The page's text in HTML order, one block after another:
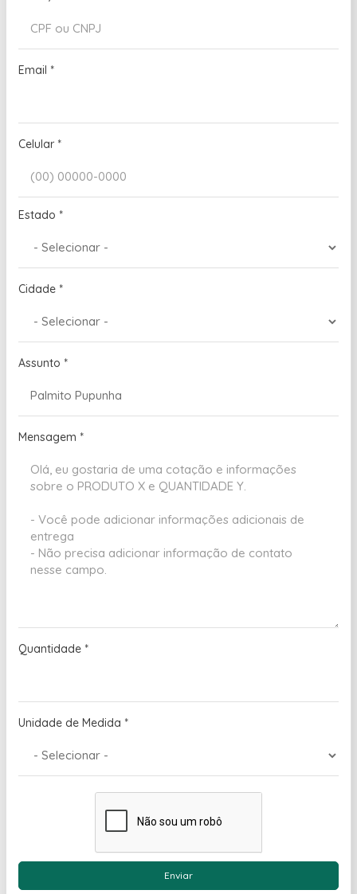
Email *
Celular *
Estado *
Cidade *
Assunto *
Mensagem *
Quantidade *
Unidade de Medida *
Enviar